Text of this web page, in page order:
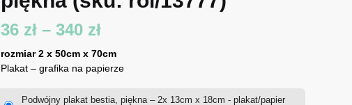
36 zł – 340 złZakres
cen:
rozmiar 2 x 50cm x 70cm
Plakat – grafika na papierze
Podwójny plakat bestia, piękna – 2x 13cm x 18cm - plakat/papier